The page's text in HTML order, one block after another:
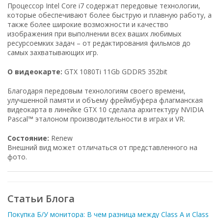
Процессор Intel Core i7 содержат передовые технологии,
которые обеспечивают более быструю и плавную работу, а
также более широкие возможности и качество
изображения при выполнении всех ваших любимых
ресурсоемких задач – от редактирования фильмов до
самых захватывающих игр.
О видеокарте: GTX 1080Ti 11Gb GDDR5 352bit
Благодаря передовым технологиям своего времени,
улучшенной памяти и объему фреймбуфера флагманская
видеокарта в линейке GTX 10 сделала архитектуру NVIDIA
Pascal™ эталоном производительности в играх и VR.
Состояние: Renew
Внешний вид может отличаться от представленного на
фото.
Статьи Блога
Покупка Б/У монитора: В чем разница между Class A и Class